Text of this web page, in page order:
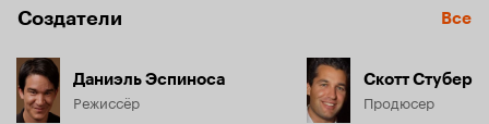
Создатели Все
Даниэль Эспиноса
Режиссёр
Скотт Стубер
Продюсер